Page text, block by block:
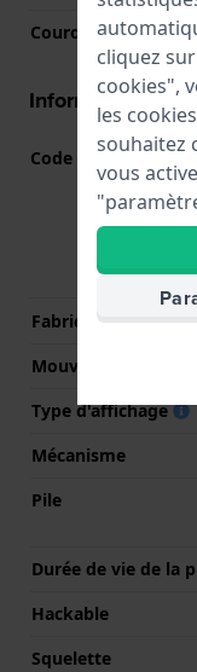
Couronne
Informations
Code Mouvement
Fabricant de
Mouvement suisse
Type d'affichage
Mécanisme
Pile
Durée de vie de la
Hackable
Squelette
cliquez
cookies",
les
souhaitez
vous